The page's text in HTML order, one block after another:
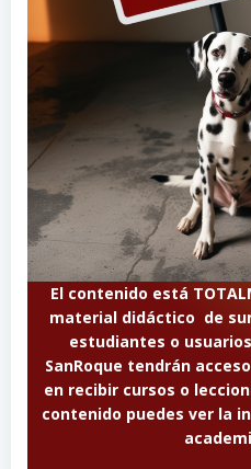
El contenido está
material didáctico de
estudiantes o
SanRoque tendrán
en recibir cursos o
contenido puedes ver la